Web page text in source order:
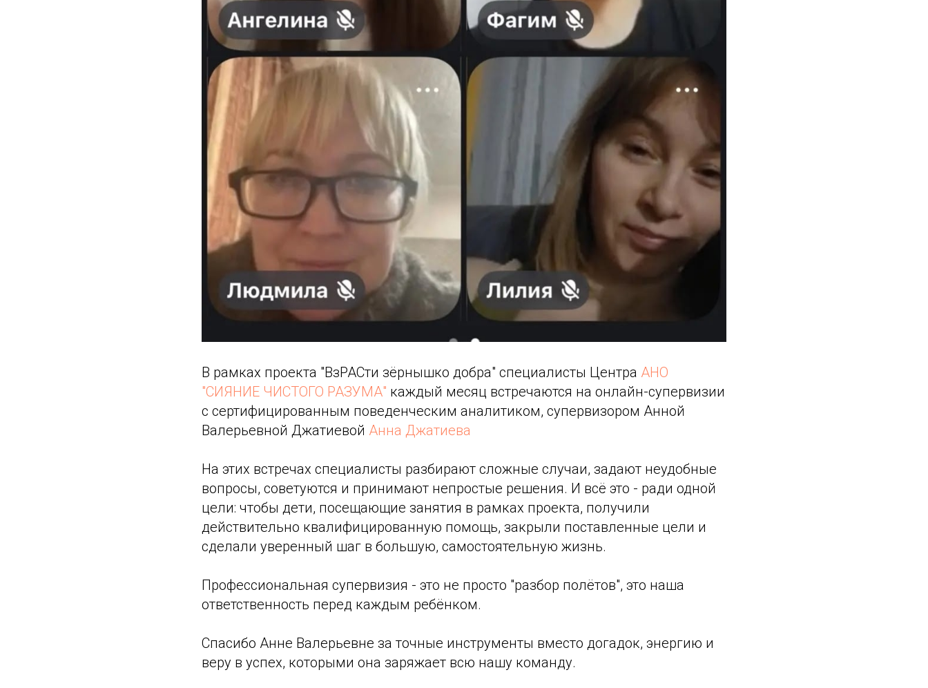
В рамках проекта "ВзРАСти зёрнышко добра" специалисты Центра АНО
"СИЯНИЕ ЧИСТОГО РАЗУМА" каждый месяц встречаются на онлайн-супервизии
с сертифицированным поведенческим аналитиком, супервизором Анной
Валерьевной Джатиевой Анна Джатиева
На этих встречах специалисты разбирают сложные случаи, задают неудобные
вопросы, советуются и принимают непростые решения. И всё это - ради одной
цели: чтобы дети, посещающие занятия в рамках проекта, получили
действительно квалифицированную помощь, закрыли поставленные цели и
сделали уверенный шаг в большую, самостоятельную жизнь.
Профессиональная супервизия - это не просто "разбор полётов", это наша
ответственность перед каждым ребёнком.
Спасибо Анне Валерьевне за точные инструменты вместо догадок, энергию и
веру в успех, которыми она заряжает всю нашу команду.